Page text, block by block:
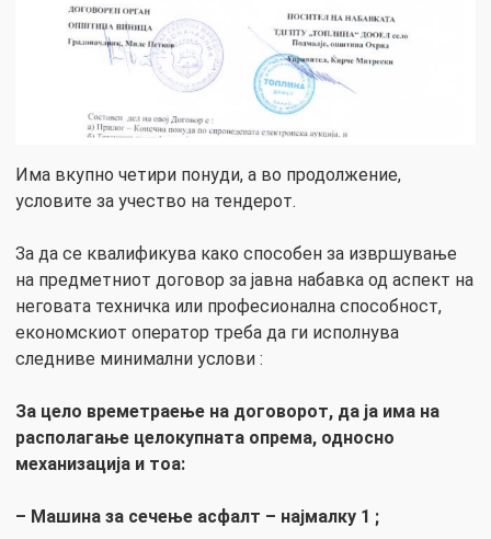
Има вкупно четири понуди, а во продолжение,
условите за учество на тендерот.
За да се квалификува како способен за извршување
на предметниот договор за јавна набавка од аспект на
неговата техничка или професионална способност,
економскиот оператор треба да ги исполнува
следниве минимални услови :
За цело времетраење на договорот, да ја има на
располагање целокупната опрема, односно
механизација и тоа:
– Машина за сечење асфалт – најмалку 1 ;